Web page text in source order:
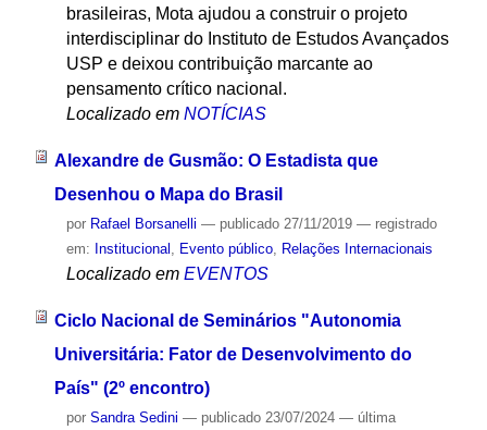
brasileiras, Mota ajudou a construir o projeto
interdisciplinar do Instituto de Estudos Avançados
USP e deixou contribuição marcante ao
pensamento crítico nacional.
Localizado em NOTÍCIAS
Alexandre de Gusmão: O Estadista que
Desenhou o Mapa do Brasil
por Rafael Borsanelli — publicado27/11/2019 — registrado
em: Institucional , Evento público, Relações Internacionais
Localizado em EVENTOS
Ciclo Nacional de Seminários "Autonomia
Universitária: Fator de Desenvolvimento do
País" (2º encontro)
por Sandra Sedini — publicado23/07/2024 — última